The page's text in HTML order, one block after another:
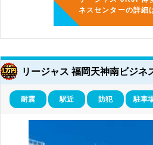
ネスセンターの詳細
リージャス 福岡天神南ビジネ
耐震 駅近 防犯 駐車